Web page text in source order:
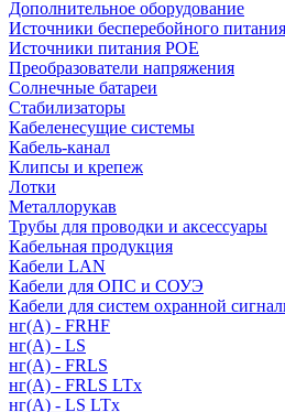
Дополнительное оборудование
Источники бесперебойного питания
Источники питания POE
Преобразователи напряжения
Солнечные батареи
Стабилизаторы
Кабеленесущие системы
Кабель-канал
Клипсы и крепеж
Лотки
Металлорукав
Трубы для проводки и аксессуары
Кабельная продукция
Кабели LAN
Кабели для ОПС и СОУЭ
Кабели для систем охранной
нг(A) - FRHF
нг(A) - LS
нг(А) - FRLS
нг(А) - FRLS LTx
нг(А) - LS LTx